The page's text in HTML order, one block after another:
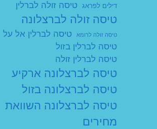
דילים לפראג טיסה זולה לברלין
טיסה זולה לברצלונה
טיסה זולה לרומא
טיסה לברלין אל על
טיסה לברלין בזול
טיסה לברלין זולה
טיסה לברצלונה ארקיע
טיסה לברצלונה בזול
טיסה לברצלונה השוואת
מחירים